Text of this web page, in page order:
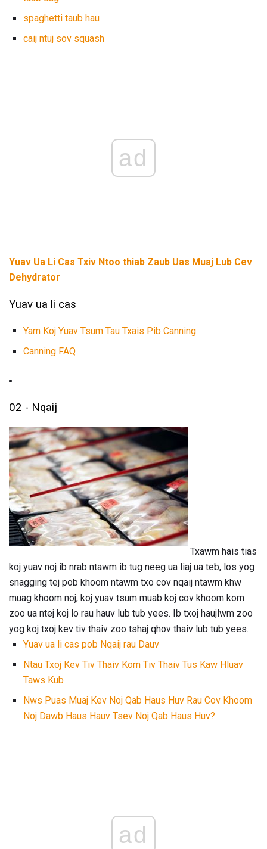
spaghetti taub hau
caij ntuj sov squash
ad
Yuav Ua Li Cas Txiv Ntoo thiab Zaub Uas Muaj Lub Cev
Dehydrator
Yuav ua li cas
Yam Koj Yuav Tsum Tau Txais Pib Canning
Canning FAQ
02 - Nqaij
Txawm hais tias
koj yuav noj ib nrab ntawm ib tug neeg ua liaj ua teb, los yog
snagging tej pob khoom ntawm txo cov nqaij ntawm khw
muag khoom noj, koj yuav tsum muab koj cov khoom kom
zoo ua ntej koj lo rau hauv lub tub yees. Ib txoj haujlwm zoo
yog koj txoj kev tiv thaiv zoo tshaj qhov thaiv lub tub yees.
Yuav ua li cas pob Nqaij rau Dauv
Ntau Txoj Kev Tiv Thaiv Kom Tiv Thaiv Tus Kaw Hluav
Taws Kub
Nws Puas Muaj Kev Noj Qab Haus Huv Rau Cov Khoom
Noj Dawb Haus Hauv Tsev Noj Qab Haus Huv?
ad